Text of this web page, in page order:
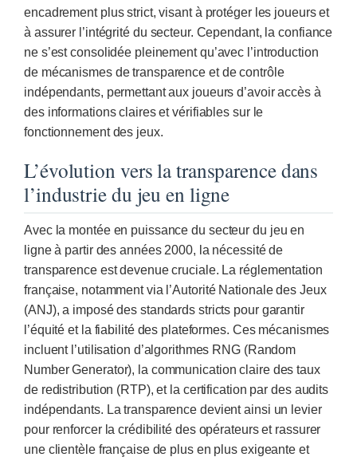
encadrement plus strict, visant à protéger les joueurs et
à assurer l’intégrité du secteur. Cependant, la confiance
ne s’est consolidée pleinement qu’avec l’introduction
de mécanismes de transparence et de contrôle
indépendants, permettant aux joueurs d’avoir accès à
des informations claires et vérifiables sur le
fonctionnement des jeux.
L’évolution vers la transparence dans
l’industrie du jeu en ligne
Avec la montée en puissance du secteur du jeu en
ligne à partir des années 2000, la nécessité de
transparence est devenue cruciale. La réglementation
française, notamment via l’Autorité Nationale des Jeux
(ANJ), a imposé des standards stricts pour garantir
l’équité et la fiabilité des plateformes. Ces mécanismes
incluent l’utilisation d’algorithmes RNG (Random
Number Generator), la communication claire des taux
de redistribution (RTP), et la certification par des audits
indépendants. La transparence devient ainsi un levier
pour renforcer la crédibilité des opérateurs et rassurer
une clientèle française de plus en plus exigeante et